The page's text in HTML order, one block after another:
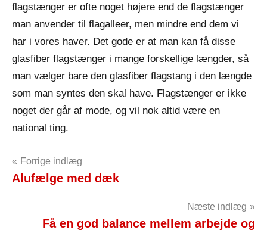
flagstænger er ofte noget højere end de flagstænger
man anvender til flagalleer, men mindre end dem vi
har i vores haver. Det gode er at man kan få disse
glasfiber flagstænger i mange forskellige længder, så
man vælger bare den glasfiber flagstang i den længde
som man syntes den skal have. Flagstænger er ikke
noget der går af mode, og vil nok altid være en
national ting.
Indlægsnavigation
Forrige indlæg
Alufælge med dæk
Næste indlæg
Få en god balance mellem arbejde og